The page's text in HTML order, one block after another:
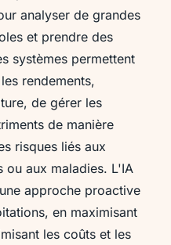
analyser de grandes
et prendre des
systèmes permettent
rendements,
de gérer les
de manière
risques liés aux
aux maladies. L'IA
approche proactive
en maximisant
les coûts et les